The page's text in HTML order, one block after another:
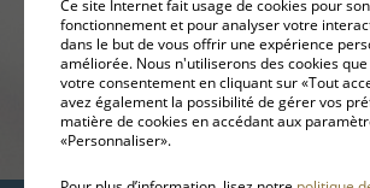
Conditions d’utilisation et
Ce site Internet fait usage de cookies pour
fonctionnement et pour analyser votre
dans le but de vous offrir une expérience
améliorée. Nous n'utiliserons des cookies
votre consentement en cliquant sur «Tout
avez également la possibilité de gérer vos
matière de cookies en accédant aux
«Personnaliser».